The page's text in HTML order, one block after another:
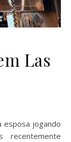
Las
recentemente